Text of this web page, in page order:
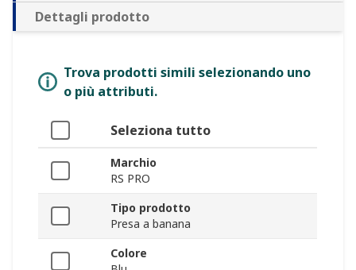
Dettagli prodotto
Trova prodotti simili selezionando uno
o più attributi.
Seleziona tutto
Marchio
RS PRO
Tipo prodotto
Presa a banana
Colore